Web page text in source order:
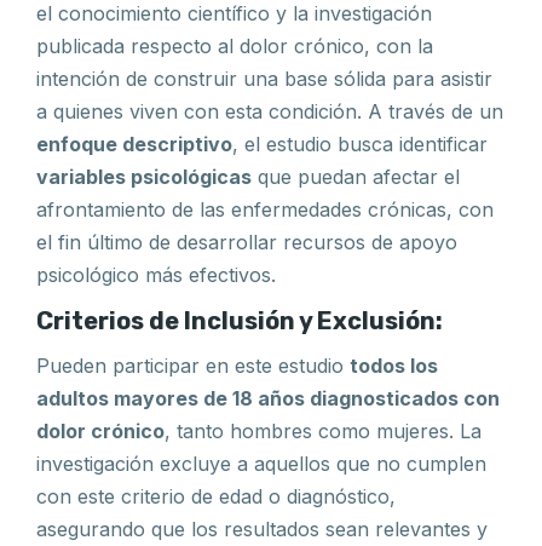
el conocimiento científico y la investigación
publicada respecto al dolor crónico, con la
intención de construir una base sólida para asistir
a quienes viven con esta condición. A través de un
enfoque descriptivo, el estudio busca identificar
variables psicológicas que puedan afectar el
afrontamiento de las enfermedades crónicas, con
el fin último de desarrollar recursos de apoyo
psicológico más efectivos.
Criterios de Inclusión y Exclusión:
Pueden participar en este estudio todos los
adultos mayores de 18 años diagnosticados con
dolor crónico, tanto hombres como mujeres. La
investigación excluye a aquellos que no cumplen
con este criterio de edad o diagnóstico,
asegurando que los resultados sean relevantes y